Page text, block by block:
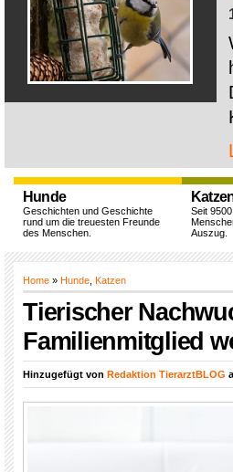
Hunde
Geschichten und Geschichte
rund um die treuesten Freunde
des Menschen.
Seit
Auszug.
Home » Hunde Katzen
Tierischer
Familienmitglied
Hinzugefügt von Redaktion TierarztBLOG